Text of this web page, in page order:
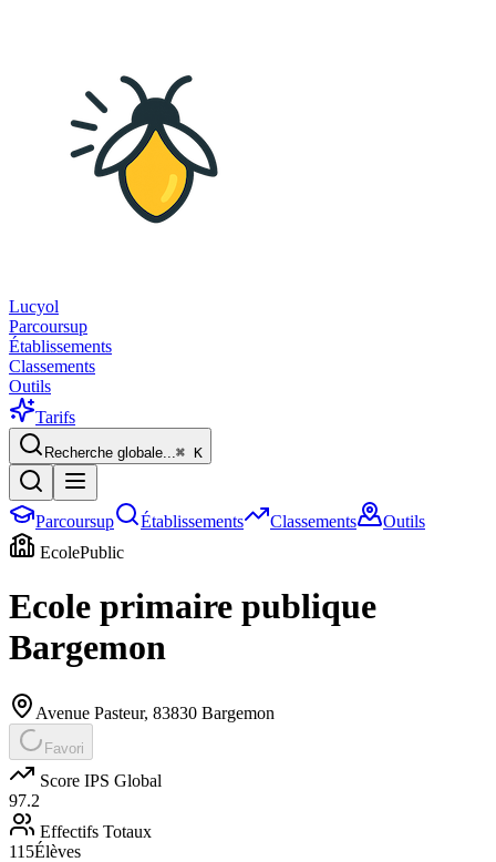
Lucyol
Parcoursup
Établissements
Classements
Outils
Tarifs
Recherche globale...⌘ K
Parcoursup Établissements Classements
Outils
EcolePublic
Ecole primaire publique
Bargemon
Avenue Pasteur, 83830 Bargemon
Favori
Score IPS Global
97.2
Effectifs Totaux
115Élèves